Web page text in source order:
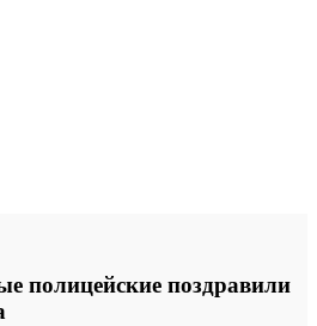
полицейские поздравили